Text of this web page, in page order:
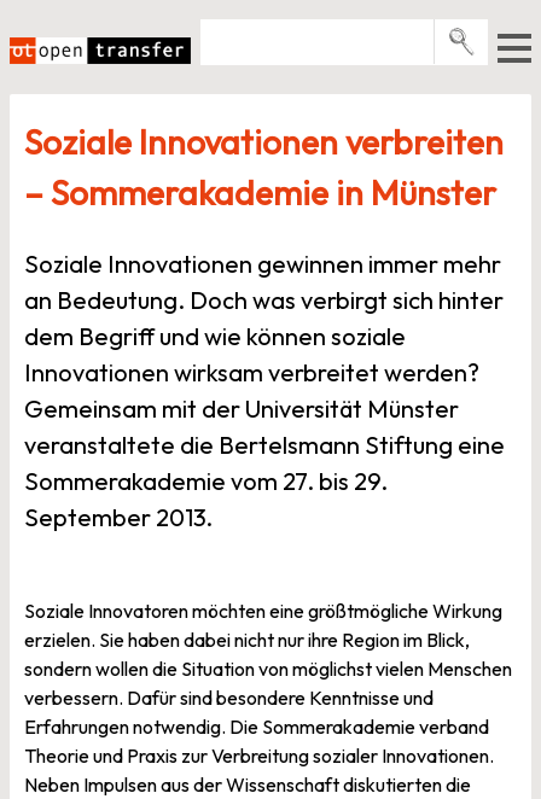
Inhalt
springen
Events
E-Books
News
Soziale Innovationen verbreiten
– Sommerakademie in Münster
Soziale Innovationen gewinnen immer mehr
an Bedeutung. Doch was verbirgt sich hinter
dem Begriff und wie können soziale
Innovationen wirksam verbreitet werden?
Gemeinsam mit der Universität Münster
veranstaltete die Bertelsmann Stiftung eine
Sommerakademie vom 27. bis 29.
September 2013.
Soziale Innovatoren möchten eine größtmögliche Wirkung
erzielen. Sie haben dabei nicht nur ihre Region im Blick,
sondern wollen die Situation von möglichst vielen Menschen
verbessern. Dafür sind besondere Kenntnisse und
Erfahrungen notwendig. Die Sommerakademie verband
Theorie und Praxis zur Verbreitung sozialer Innovationen.
Neben Impulsen aus der Wissenschaft diskutierten die